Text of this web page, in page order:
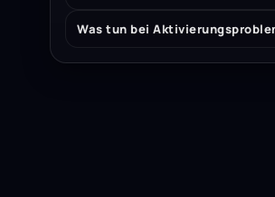
Was tun bei